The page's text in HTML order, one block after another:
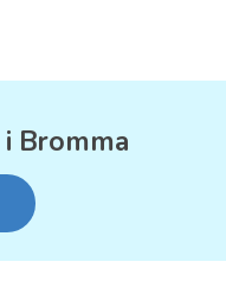
Bromma